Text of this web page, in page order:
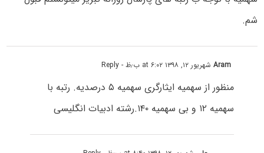
شم.
Aramشهریور ۱۲, ۱۳۹۸ at ۶:۰۲ ب٫ظ - Reply
منظور از سهمیه ایثارگری سهمیه ۵ درصدیه. رتبه با
سهمیه ۱۲ و بی سهمیه ۱۴۰.رشته ادبیات انگلیسی